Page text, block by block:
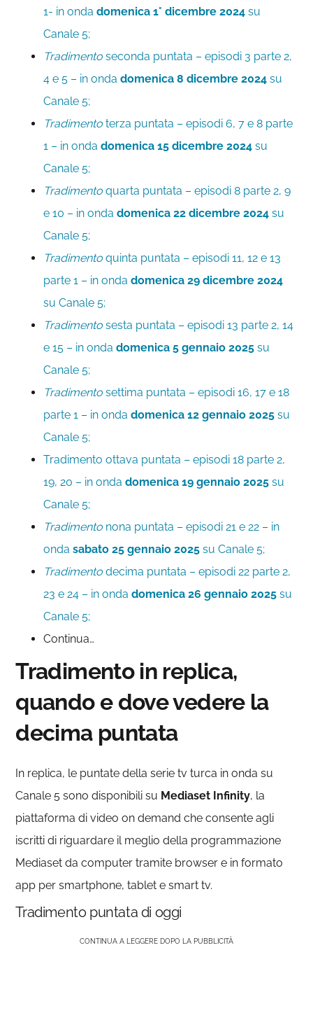
1- in ondadomenica 1° dicembre 2024 su
Canale 5;
Tradimento seconda puntata – episodi 3 parte 2,
4 e 5 – in ondadomenica 8 dicembre 2024 su
Canale 5;
Tradimento terza puntata – episodi 6, 7 e 8 parte
1 – in ondadomenica 15 dicembre 2024 su
Canale 5;
Tradimento quarta puntata – episodi 8 parte 2, 9
e 10 – in ondadomenica 22 dicembre 2024 su
Canale 5;
Tradimento quinta puntata – episodi 11, 12 e 13
parte 1 – in ondadomenica 29 dicembre 2024
su Canale 5;
Tradimento sesta puntata – episodi 13 parte 2, 14
e 15 – in ondadomenica 5 gennaio 2025 su
Canale 5;
Tradimento settima puntata – episodi 16, 17 e 18
parte 1 – in ondadomenica 12 gennaio 2025 su
Canale 5;
Tradimento ottava puntata – episodi 18 parte 2,
19, 20 – in ondadomenica 19 gennaio 2025 su
Canale 5;
Tradimento nona puntata – episodi 21 e 22 – in
ondasabato 25 gennaio 2025 su Canale 5;
Tradimento decima puntata – episodi 22 parte 2,
23 e 24 – in ondadomenica 26 gennaio 2025 su
Canale 5;
Continua…
Tradimento in replica,
quando e dove vedere la
decima puntata
In replica, le puntate della serie tv turca in onda su
Canale 5 sono disponibili su Mediaset Infinity, la
piattaforma di video on demand che consente agli
iscritti di riguardare il meglio della programmazione
Mediaset da computer tramite browser e in formato
app per smartphone, tablet e smart tv.
Tradimento puntata di oggi
CONTINUA A LEGGERE DOPO LA PUBBLICITÀ